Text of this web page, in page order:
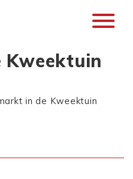
in de Kweektuin